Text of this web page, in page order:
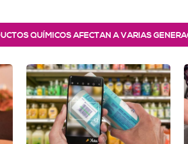
QUÍMICOS AFECTAN A VARIAS